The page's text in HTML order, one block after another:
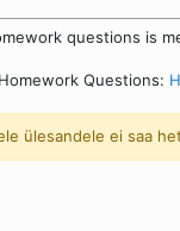
questions is
Homework Questions:
ülesandele ei saa